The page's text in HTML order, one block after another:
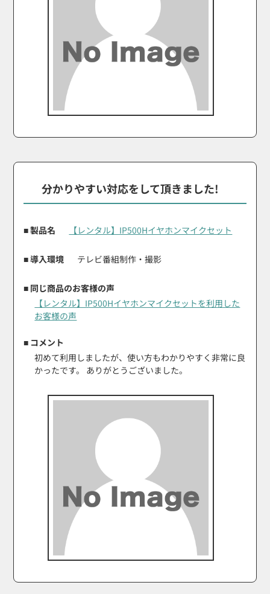
分かりやすい対応をして頂きました!
■ 製品名 【レンタル】IP500Hイヤホンマイクセット
■ 導入環境 テレビ番組制作・撮影
■ 同じ商品のお客様の声
【レンタル】IP500Hイヤホンマイクセットを利用した
お客様の声
■ コメント
初めて利用しましたが、使い方もわかりやすく非常に良
かったです。 ありがとうございました。